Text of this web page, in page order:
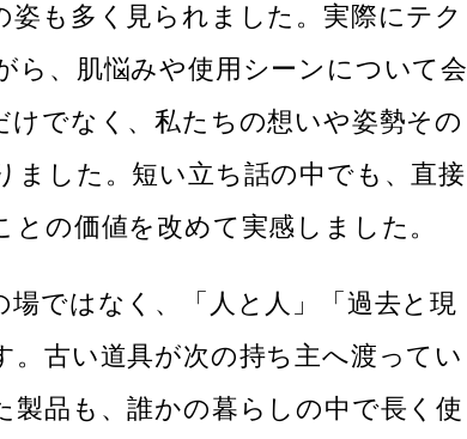
も多く見られました。実際にテク
ら、肌悩みや使用シーンについて会
でなく、私たちの想いや姿勢その
ました。短い立ち話の中でも、直接
の価値を改めて実感しました。
ではなく、「人と人」「過去と現
古い道具が次の持ち主へ渡ってい
製品も、誰かの暮らしの中で長く使